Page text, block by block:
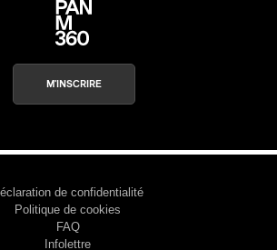
M'INSCRIRE
de confidentialité
Politique de cookies
FAQ
Infolettre